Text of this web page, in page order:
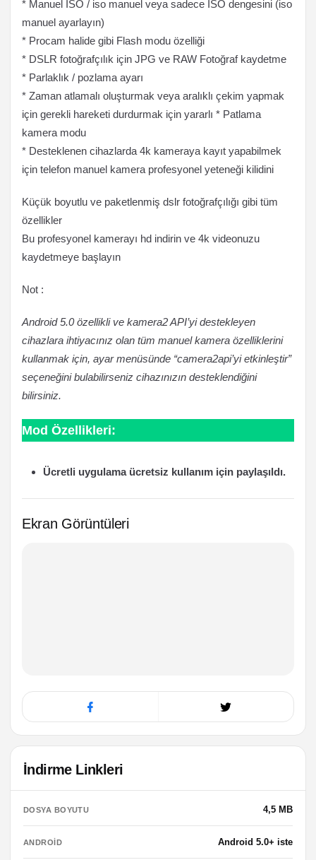
* Manuel ISO / iso manuel veya sadece ISO dengesini (iso
manuel ayarlayın)
* Procam halide gibi Flash modu özelliği
* DSLR fotoğrafçılık için JPG ve RAW Fotoğraf kaydetme
* Parlaklık / pozlama ayarı
* Zaman atlamalı oluşturmak veya aralıklı çekim yapmak
için gerekli hareketi durdurmak için yararlı * Patlama
kamera modu
* Desteklenen cihazlarda 4k kameraya kayıt yapabilmek
için telefon manuel kamera profesyonel yeteneği kilidini
Küçük boyutlu ve paketlenmiş dslr fotoğrafçılığı gibi tüm
özellikler
Bu profesyonel kamerayı hd indirin ve 4k videonuzu
kaydetmeye başlayın
Not :
Android 5.0 özellikli ve kamera2 API’yi destekleyen
cihazlara ihtiyacınız olan tüm manuel kamera özelliklerini
kullanmak için, ayar menüsünde “camera2api’yi etkinleştir”
seçeneğini bulabilirseniz cihazınızın desteklendiğini
bilirsiniz.
Mod Özellikleri:
Ücretli uygulama ücretsiz kullanım için paylaşıldı.
Ekran Görüntüleri
İndirme Linkleri
DOSYA BOYUTU 4,5 MB
ANDROID Android 5.0+ iste